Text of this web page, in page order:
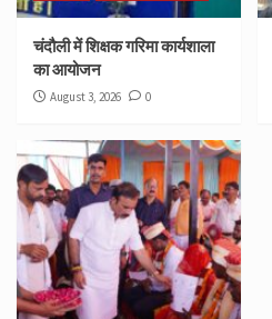
चंदौली में शिक्षक गरिमा कार्यशाला
का आयोजन
August 3, 2026 0